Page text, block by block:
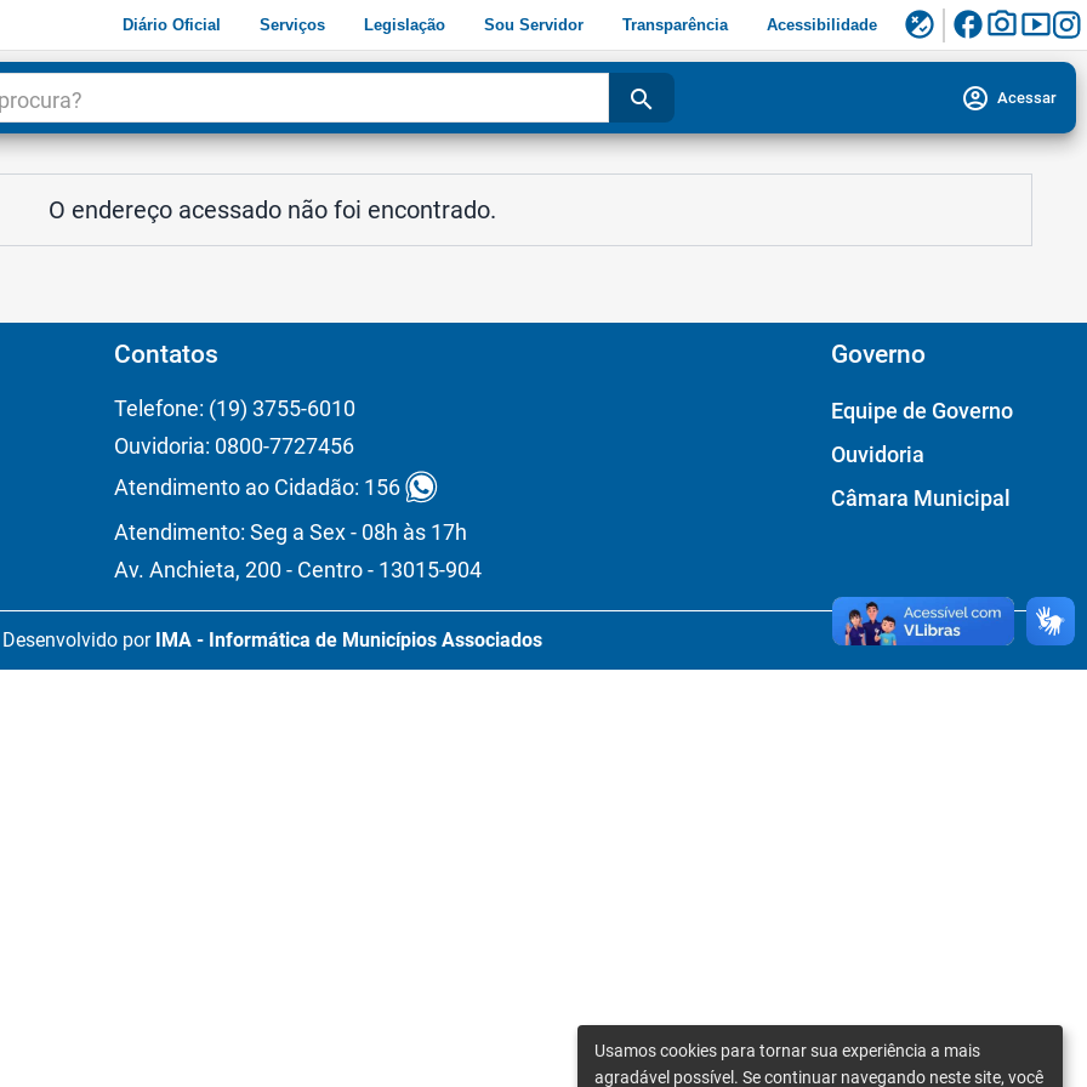
Diário Oficial Serviços Legislação Sou Servidor Transparência Acessibilidade flaky facebookphoto_camerasmart_display
search account_circle Acessar
O endereço acessado não foi encontrado.
Contatos
Telefone: (19) 3755-6010
Ouvidoria: 0800-7727456
Atendimento ao Cidadão: 156
Atendimento: Seg a Sex - 08h às 17h
Av. Anchieta, 200 - Centro - 13015-904
Governo
Equipe de Governo
Ouvidoria
Câmara Municipal
Desenvolvido por IMA - Informática de Municípios Associados
Usamos cookies para tornar sua experiência a mais
agradável possível. Se continuar navegando neste site, você